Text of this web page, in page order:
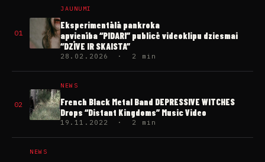
01
JAUNUMI
Eksperimentālā pankroka
apvienība “PIDARI” publicē videoklipu dziesmai
“DZĪVE IR SKAISTA”
28.02.2026 · 2 min
02
NEWS
French Black Metal Band DEPRESSIVE WITCHES
Drops “Distant Kingdoms” Music Video
19.11.2022 · 2 min
NEWS